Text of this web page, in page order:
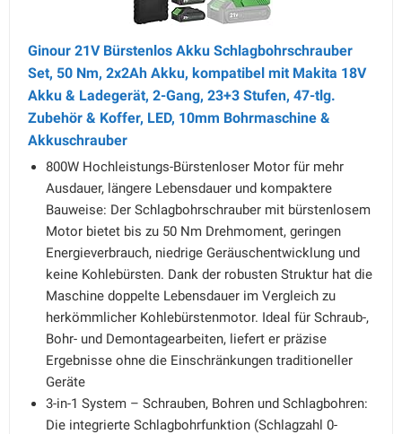
Ginour 21V Bürstenlos Akku Schlagbohrschrauber
Set, 50 Nm, 2x2Ah Akku, kompatibel mit Makita 18V
Akku & Ladegerät, 2-Gang, 23+3 Stufen, 47-tlg.
Zubehör & Koffer, LED, 10mm Bohrmaschine &
Akkuschrauber
800W Hochleistungs-Bürstenloser Motor für mehr
Ausdauer, längere Lebensdauer und kompaktere
Bauweise: Der Schlagbohrschrauber mit bürstenlosem
Motor bietet bis zu 50 Nm Drehmoment, geringen
Energieverbrauch, niedrige Geräuschentwicklung und
keine Kohlebürsten. Dank der robusten Struktur hat die
Maschine doppelte Lebensdauer im Vergleich zu
herkömmlicher Kohlebürstenmotor. Ideal für Schraub-,
Bohr- und Demontagearbeiten, liefert er präzise
Ergebnisse ohne die Einschränkungen traditioneller
Geräte
3-in-1 System – Schrauben, Bohren und Schlagbohren:
Die integrierte Schlagbohrfunktion (Schlagzahl 0-